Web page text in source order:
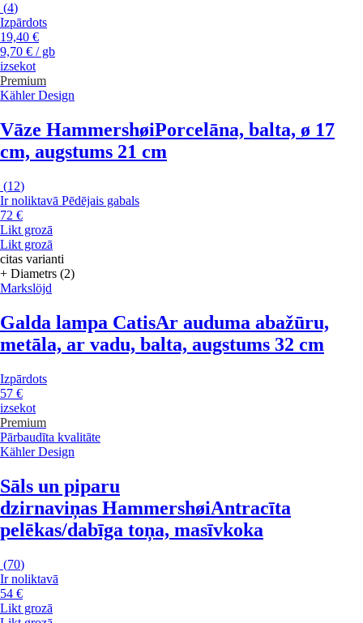
(4)
Izpārdots
19,40 €
9,70 € / gb
izsekot
Premium
Kähler Design
Vāze HammershøiPorcelāna, balta, ø 17
cm, augstums 21 cm
(12)
Ir noliktavā Pēdējais gabals
72 €
Likt grozā
Likt grozā
citas varianti
+ Diametrs (2)
Markslöjd
Galda lampa CatisAr auduma abažūru,
metāla, ar vadu, balta, augstums 32 cm
Izpārdots
57 €
izsekot
Premium
Pārbaudīta kvalitāte
Kähler Design
Sāls un piparu
dzirnaviņas HammershøiAntracīta
pelēkas/dabīga toņa, masīvkoka
(70)
Ir noliktavā
54 €
Likt grozā